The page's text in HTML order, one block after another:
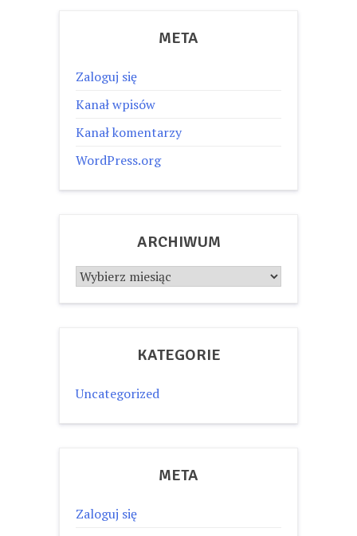
META
Zaloguj się
Kanał wpisów
Kanał komentarzy
WordPress.org
ARCHIWUM
Archiwum
KATEGORIE
Uncategorized
META
Zaloguj się